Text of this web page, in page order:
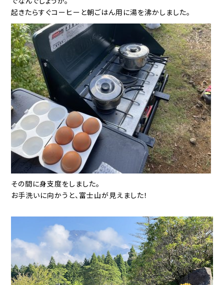
起きたらすぐコーヒーと朝ごはん用に湯を沸かしました。
その間に身支度をしました。
お手洗いに向かうと、富士山が見えました！